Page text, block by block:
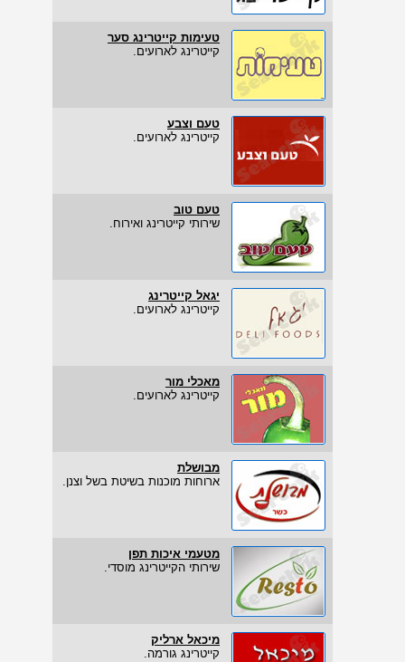
טעימות קייטרינג סער
קייטרינג לארועים.
טעם וצבע
קייטרינג לארועים.
טעם טוב
שירותי קייטרינג ואירוח.
יגאל קייטרינג
קייטרינג לארועים.
מאכלי מור
קייטרינג לארועים.
מבושלת
ארוחות מוכנות בשיטת בשל וצנן.
מטעמי איכות תפן
שירותי הקייטרינג מוסדי.
מיכאל ארליק
קייטרינג גורמה.